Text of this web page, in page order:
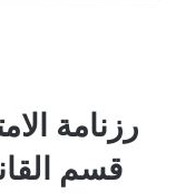
رزنامة
قسم